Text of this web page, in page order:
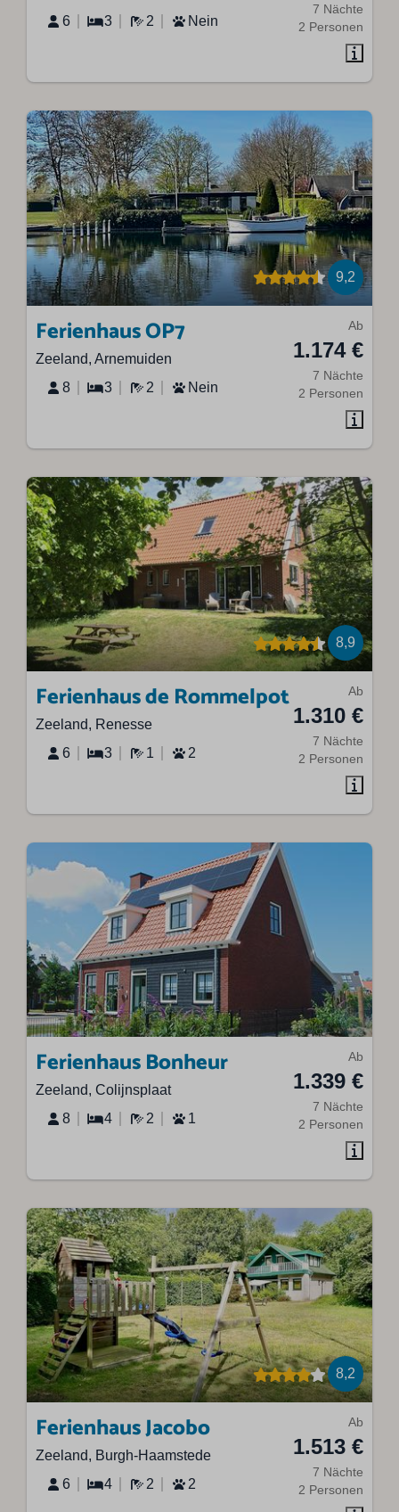
7 Nächte
2 Personen
6
3 2 Nein
9,2
Ab
1.174 €
7 Nächte
2 Personen
Ferienhaus OP7
Zeeland, Arnemuiden
8
3 2 Nein
8,9
Ab
1.310 €
7 Nächte
2 Personen
Ferienhaus de Rommelpot
Zeeland, Renesse
6
3 1 2
Ab
1.339 €
7 Nächte
2 Personen
Ferienhaus Bonheur
Zeeland, Colijnsplaat
8
4 2 1
8,2
Ab
1.513 €
7 Nächte
2 Personen
Ferienhaus Jacobo
Zeeland, Burgh-Haamstede
6
4 2 2